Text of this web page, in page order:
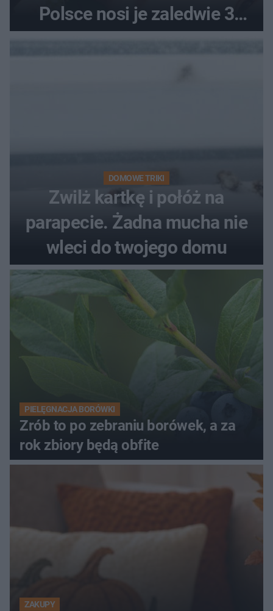
Polsce nosi je zaledwie 3
kobiety
DOMOWE TRIKI
Zwilż kartkę i połóż na
parapecie. Żadna mucha nie
wleci do twojego domu
PIELĘGNACJA BORÓWKI
Zrób to po zebraniu borówek, a za
rok zbiory będą obfite
ZAKUPY